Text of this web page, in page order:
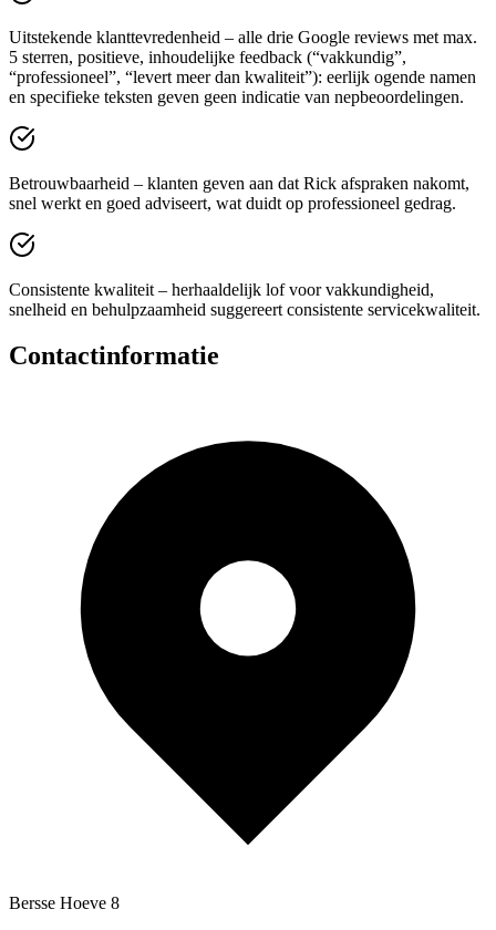
Uitstekende klanttevredenheid – alle drie Google reviews met max.
5 sterren, positieve, inhoudelijke feedback (“vakkundig”,
“professioneel”, “levert meer dan kwaliteit”): eerlijk ogende namen
en specifieke teksten geven geen indicatie van nepbeoordelingen.
Betrouwbaarheid – klanten geven aan dat Rick afspraken nakomt,
snel werkt en goed adviseert, wat duidt op professioneel gedrag.
Consistente kwaliteit – herhaaldelijk lof voor vakkundigheid,
snelheid en behulpzaamheid suggereert consistente servicekwaliteit.
Contactinformatie
Bersse Hoeve 8